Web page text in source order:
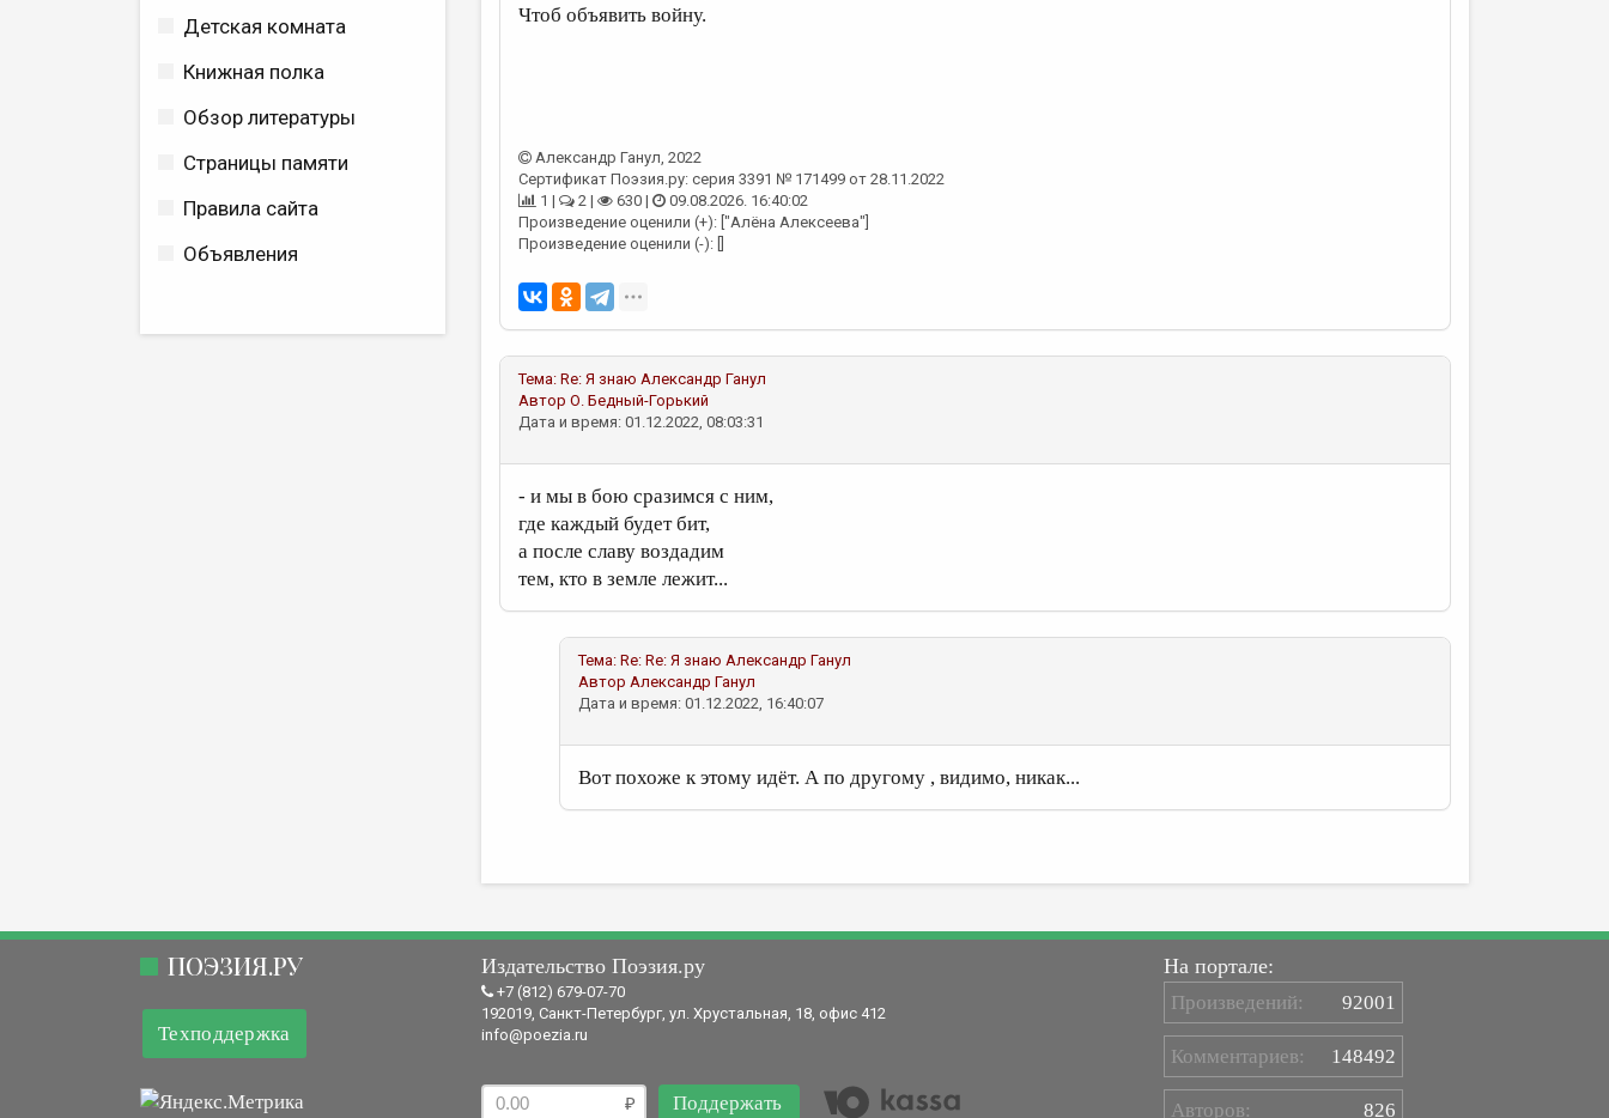
Детская комната
Книжная полка
Обзор литературы
Страницы памяти
Правила сайта
Объявления
Чтоб объявить войну.
Александр Ганул, 2022
Сертификат Поэзия.ру: серия 3391 № 171499 от 28.11.2022
1 |
2 | 630 |
09.08.2026. 16:40:02
Произведение оценили (+): ["Алёна Алексеева"]
Произведение оценили (-): []
Тема: Re: Я знаю Александр Ганул
Автор О. Бедный-Горький
Дата и время: 01.12.2022, 08:03:31
- и мы в бою сразимся с ним,
где каждый будет бит,
а после славу воздадим
тем, кто в земле лежит...
Тема: Re: Re: Я знаю Александр Ганул
Автор Александр Ганул
Дата и время: 01.12.2022, 16:40:07
Вот похоже к этому идёт. А по другому , видимо, никак...
ПОЭЗИЯ.РУ
Техподдержка
Издательство Поэзия.ру
+7 (812) 679-07-70
192019, Санкт-Петербург, ул. Хрустальная, 18, офис 412
info@poezia.ru
Поддержать
На портале:
Произведений: 92001
Комментариев: 148492
Авторов: 826